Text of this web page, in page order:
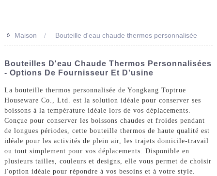
>> Maison Bouteille d'eau chaude thermos personnalisée
Bouteilles D'eau Chaude Thermos Personnalisées
- Options De Fournisseur Et D'usine
La bouteille thermos personnalisée de Yongkang Toptrue
Houseware Co., Ltd. est la solution idéale pour conserver ses
boissons à la température idéale lors de vos déplacements.
Conçue pour conserver les boissons chaudes et froides pendant
de longues périodes, cette bouteille thermos de haute qualité est
idéale pour les activités de plein air, les trajets domicile-travail
ou tout simplement pour vos déplacements. Disponible en
plusieurs tailles, couleurs et designs, elle vous permet de choisir
l'option idéale pour répondre à vos besoins et à votre style.